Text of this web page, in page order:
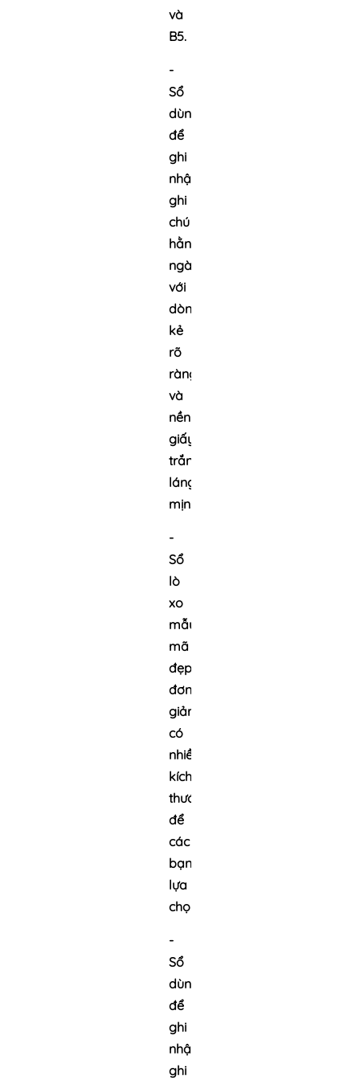
và
B5.
-
Sổ
dùng
để
ghi
nhận,
ghi
chú
hằng
ngày.
với
dòng
kẻ
rõ
ràng
và
nền
giấy
trắng
láng
mịn.
-
Sổ
lò
xo
mẫu
mã
đẹp,
đơn
giản,
có
nhiều
kích
thước
để
các
bạn
lựa
chọn.
-
Sổ
dùng
để
ghi
nhận,
ghi